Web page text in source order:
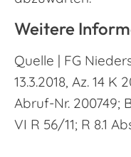
Weitere
Quelle | FG
13.3.2018, Az. 14 K
Abruf-Nr. 200749;
VI R 56/11; R 8.1